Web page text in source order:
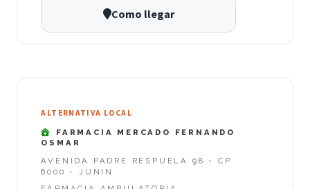
Como llegar
ALTERNATIVA LOCAL
FARMACIA MERCADO FERNANDO
OSMAR
AVENIDA PADRE RESPUELA 98 - CP
6000 - JUNIN